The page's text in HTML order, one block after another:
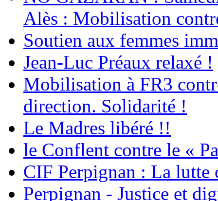
Alès : Mobilisation
Soutien aux femmes
Jean-Luc Préaux relaxé !
Mobilisation à FR3
direction. Solidarité !
Le Madres libéré !!
le Conflent contre le «
CIF Perpignan : La lutte
Perpignan - Justice et